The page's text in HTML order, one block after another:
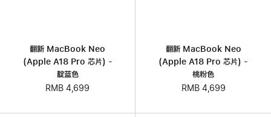
翻新 MacBook Neo
(Apple A18 Pro 芯片) -
靛蓝色
RMB 4,699
翻新 MacBook Neo
(Apple A18 Pro 芯片) -
桃粉色
RMB 4,699